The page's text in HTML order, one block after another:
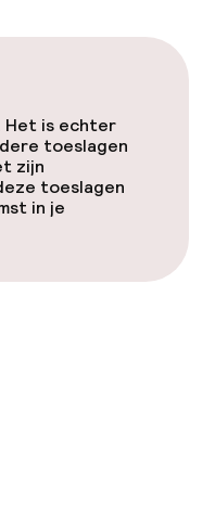
Het is echter
toeslagen
zijn
toeslagen
in je